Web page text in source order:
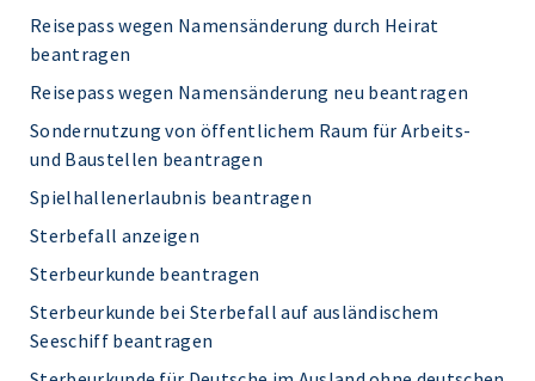
Reisepass wegen Namensänderung durch Heirat
beantragen
Reisepass wegen Namensänderung neu beantragen
Sondernutzung von öffentlichem Raum für Arbeits-
und Baustellen beantragen
Spielhallenerlaubnis beantragen
Sterbefall anzeigen
Sterbeurkunde beantragen
Sterbeurkunde bei Sterbefall auf ausländischem
Seeschiff beantragen